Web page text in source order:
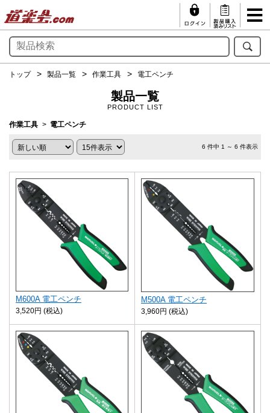
トップ 製品一覧 作業工具 電工ペンチ
製品一覧
PRODUCT LIST
作業工具 電工ペンチ
6 件中 1 ～ 6 件表示
M600A 電工ペンチ
3,520円 (税込)
M500A 電工ペンチ
3,960円 (税込)